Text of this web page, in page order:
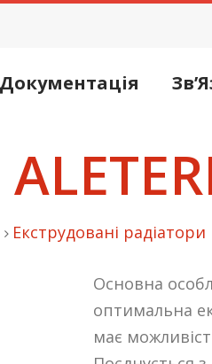
Документація
Екструдовані радіатори
Основна
оптимальна
має